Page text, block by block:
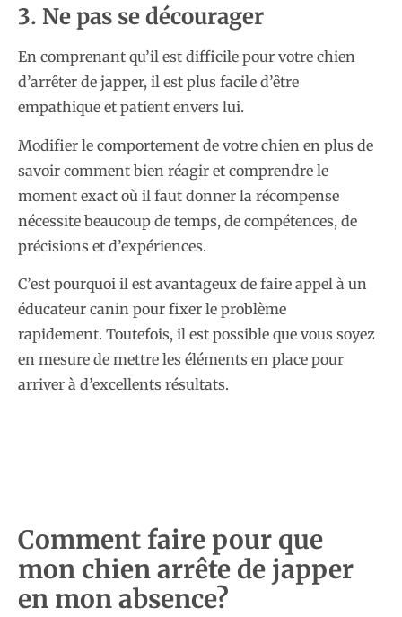
3. Ne pas se décourager
En comprenant qu’il est difficile pour votre chien
d’arrêter de japper, il est plus facile d’être
empathique et patient envers lui.
Modifier le comportement de votre chien en plus de
savoir comment bien réagir et comprendre le
moment exact où il faut donner la récompense
nécessite beaucoup de temps, de compétences, de
précisions et d’expériences.
C’est pourquoi il est avantageux de faire appel à un
éducateur canin pour fixer le problème
rapidement. Toutefois, il est possible que vous soyez
en mesure de mettre les éléments en place pour
arriver à d’excellents résultats.
Comment faire pour que
mon chien arrête de japper
en mon absence?